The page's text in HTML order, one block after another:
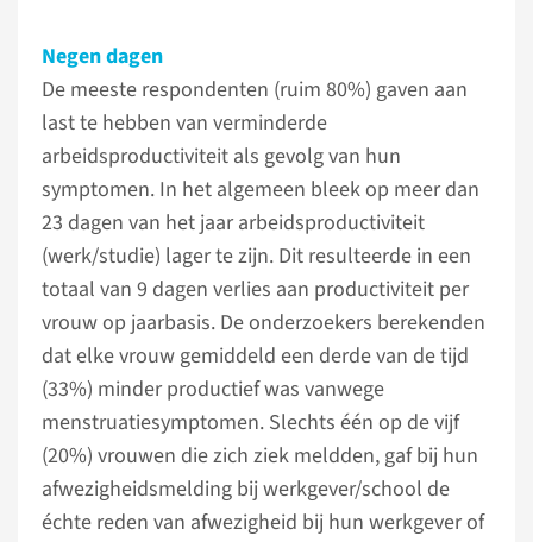
Negen dagen
De meeste respondenten (ruim 80%) gaven aan
last te hebben van verminderde
arbeidsproductiviteit als gevolg van hun
symptomen. In het algemeen bleek op meer dan
23 dagen van het jaar arbeidsproductiviteit
(werk/studie) lager te zijn. Dit resulteerde in een
totaal van 9 dagen verlies aan productiviteit per
vrouw op jaarbasis. De onderzoekers berekenden
dat elke vrouw gemiddeld een derde van de tijd
(33%) minder productief was vanwege
menstruatiesymptomen. Slechts één op de vijf
(20%) vrouwen die zich ziek meldden, gaf bij hun
afwezigheidsmelding bij werkgever/school de
échte reden van afwezigheid bij hun werkgever of